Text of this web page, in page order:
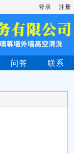
登录 注册
问答 联系